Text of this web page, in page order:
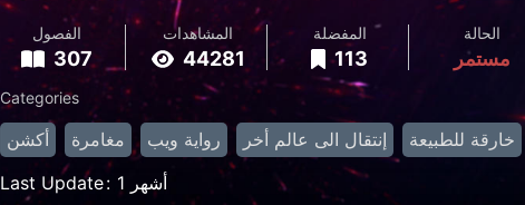
307
الفصول
44281
المشاهدات
113
المفضلة
مستمر
الحالة
Last Update 1 أشهر
Categories
أكشن مغامرة رواية ويب إنتقال الى عالم أخر خارقة للطبيعة